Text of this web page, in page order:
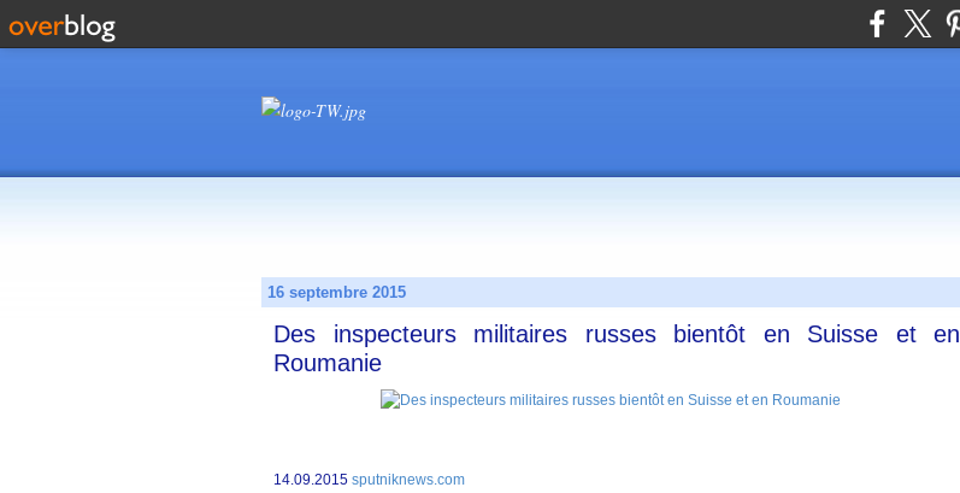
16 septembre 2015
Des inspecteurs militaires russes bientôt en Suisse et en
Roumanie
14.09.2015 sputniknews.com